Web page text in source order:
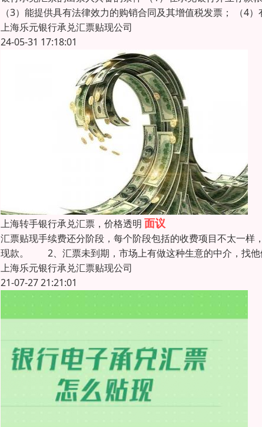
（3）能提供具有法律效力的购销合同及其增值税发票； （4
上海乐元银行承兑汇票贴现公司
24-05-31 17:18:01
上海转手银行承兑汇票，价格透明 面议
汇票贴现手续费还分阶段，每个阶段包括的收费项目不太一
现款。 2、汇票未到期，市场上有做这种生意的中介，找他
上海乐元银行承兑汇票贴现公司
21-07-27 21:21:01